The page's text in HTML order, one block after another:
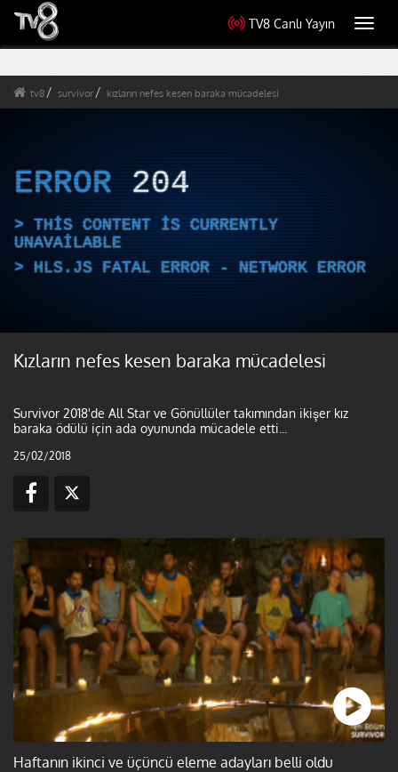
TV8 Canlı Yayın
tv8 survivor kızların nefes kesen baraka mücadelesi
ERROR 204
THIS CONTENT IS CURRENTLY
UNAVAILABLE
HLS.JS FATAL ERROR - NETWORK ERROR
Kızların nefes kesen baraka mücadelesi
Survivor 2018'de All Star ve Gönüllüler takımından ikişer kız
baraka ödülü için ada oyununda mücadele etti...
25/02/2018
Haftanın ikinci ve üçüncü eleme adayları belli oldu